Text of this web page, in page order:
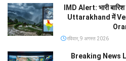
IMD Alert: भारी
Uttarakhand में
रविवार, 9 अगस्त 2026
Breaking News